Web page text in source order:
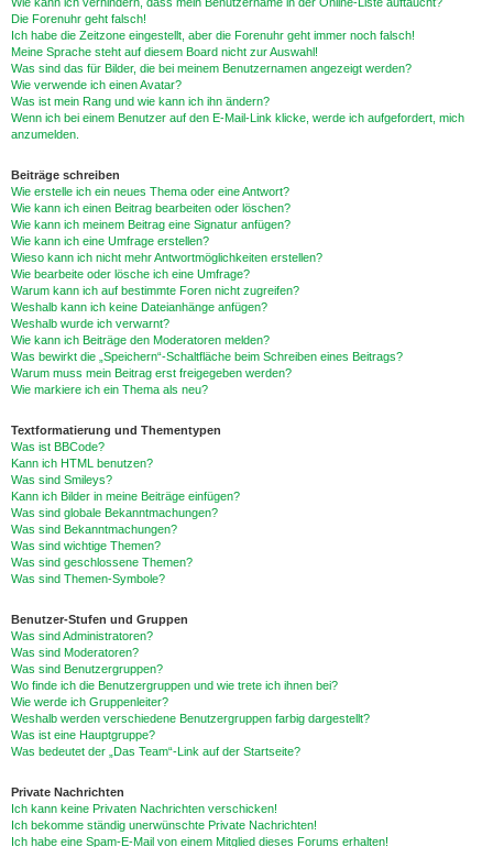
Die Forenuhr geht falsch!
Ich habe die Zeitzone eingestellt, aber die Forenuhr geht immer noch falsch!
Meine Sprache steht auf diesem Board nicht zur Auswahl!
Was sind das für Bilder, die bei meinem Benutzernamen angezeigt werden?
Wie verwende ich einen Avatar?
Was ist mein Rang und wie kann ich ihn ändern?
Wenn ich bei einem Benutzer auf den E-Mail-Link klicke, werde ich aufgefordert, mich
anzumelden.
Beiträge schreiben
Wie erstelle ich ein neues Thema oder eine Antwort?
Wie kann ich einen Beitrag bearbeiten oder löschen?
Wie kann ich meinem Beitrag eine Signatur anfügen?
Wie kann ich eine Umfrage erstellen?
Wieso kann ich nicht mehr Antwortmöglichkeiten erstellen?
Wie bearbeite oder lösche ich eine Umfrage?
Warum kann ich auf bestimmte Foren nicht zugreifen?
Weshalb kann ich keine Dateianhänge anfügen?
Weshalb wurde ich verwarnt?
Wie kann ich Beiträge den Moderatoren melden?
Was bewirkt die „Speichern“-Schaltfläche beim Schreiben eines Beitrags?
Warum muss mein Beitrag erst freigegeben werden?
Wie markiere ich ein Thema als neu?
Textformatierung und Thementypen
Was ist BBCode?
Kann ich HTML benutzen?
Was sind Smileys?
Kann ich Bilder in meine Beiträge einfügen?
Was sind globale Bekanntmachungen?
Was sind Bekanntmachungen?
Was sind wichtige Themen?
Was sind geschlossene Themen?
Was sind Themen-Symbole?
Benutzer-Stufen und Gruppen
Was sind Administratoren?
Was sind Moderatoren?
Was sind Benutzergruppen?
Wo finde ich die Benutzergruppen und wie trete ich ihnen bei?
Wie werde ich Gruppenleiter?
Weshalb werden verschiedene Benutzergruppen farbig dargestellt?
Was ist eine Hauptgruppe?
Was bedeutet der „Das Team“-Link auf der Startseite?
Private Nachrichten
Ich kann keine Privaten Nachrichten verschicken!
Ich bekomme ständig unerwünschte Private Nachrichten!
Ich habe eine Spam-E-Mail von einem Mitglied dieses Forums erhalten!